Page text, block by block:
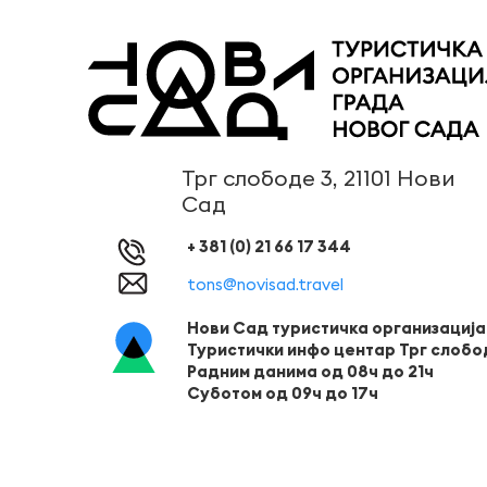
Трг слободе 3, 21101 Нови
Сад
+ 381 (0) 21 66 17 344
tons@novisad.travel
Нови Сад туристичка организација
Туристички инфо центар Трг
Радним данима од 08ч до 21ч
Суботом од 09ч до 17ч